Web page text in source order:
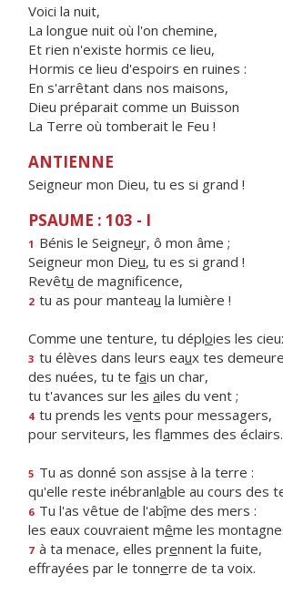
Voici la nuit,
La longue nuit où l'on chemine,
Et rien n'existe hormis ce lieu,
Hormis ce lieu d'espoirs en ruines :
En s'arrêtant dans nos maisons,
Dieu préparait comme un Buisson
La Terre où tomberait le Feu !
ANTIENNE
Seigneur mon Dieu, tu es si grand !
PSAUME : 103 - I
1 Bénis le Seigneur, ô mon âme ;
Seigneur mon Dieu, tu es si grand !
Revêtu de magnificence,
2 tu as pour manteau la lumière !
Comme une tenture, tu déploies les
3 tu élèves dans leurs eaux tes
des nuées, tu te fais un char,
tu t'avances sur les ailes du vent ;
4 tu prends les vents pour messagers,
pour serviteurs, les flammes des éclairs.
5 Tu as donné son assise à la terre :
qu'elle reste inébranlable au cours des
6 Tu l'as vêtue de l'abîme des mers :
les eaux couvraient même les
7 à ta menace, elles prennent la fuite,
effrayées par le tonnerre de ta voix.